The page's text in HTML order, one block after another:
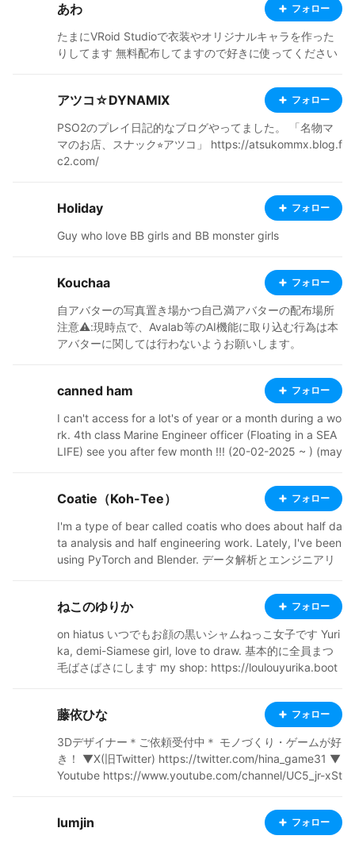
あわ フォロー
たまにVRoid Studioで衣装やオリジナルキャラを作った
りしてます 無料配布してますので好きに使ってください
アツコ☆DYNAMIX フォロー
PSO2のプレイ日記的なブログやってました。 「名物マ
マのお店、スナック⭐︎アツコ」 https://atsukommx.blog.f
c2.com/
Holiday フォロー
Guy who love BB girls and BB monster girls
Kouchaa フォロー
自アバターの写真置き場かつ自己満アバターの配布場所
注意⚠️:現時点で、Avalab等のAI機能に取り込む行為は本
アバターに関しては行わないようお願いします。
canned ham フォロー
I can't access for a lot's of year or a month during a wo
rk. 4th class Marine Engineer officer (Floating in a SEA
LIFE) see you after few month !!! (20-02-2025 ~ ) (may
e program... after board contract is finish.)
Coatie（Koh-Tee） フォロー
I'm a type of bear called coatis who does about half da
ta analysis and half engineering work. Lately, I've been
using PyTorch and Blender. データ解析とエンジニアリ
ント、フォローいただけると、赤くなって喜びます。
ねこのゆりか フォロー
on hiatus いつでもお顔の黒いシャムねっこ女子です Yuri
ka, demi-Siamese girl, love to draw. 基本的に全員まつ
毛ばさばさにします my shop: https://loulouyurika.boot
て見られます 製作実績のモデルタイトルは敬称略とさせ
ていただいております ↓copy&paste to see my works
❤ https://is.gd/tSNmWd VRoidモデルの新規受付は終了
いたしました 今後は有償リピーター様のみの対応といた
します お問い合わせはX(Twitter)かBOOTHのメッセージ
でお願いします contact me via ex-Twitter or BOOTH m
がよかったのになぁ……と思ってくださる方には弟子を紹
介します 同じように作れます お声がけください(価格レ
藤依ひな フォロー
3Dデザイナー＊ご依頼受付中＊ モノづくり・ゲームが好
き！ ▼X(旧Twitter) https://twitter.com/hina_game31 ▼
Youtube https://www.youtube.com/channel/UC5_jr-xSt
lumjin フォロー